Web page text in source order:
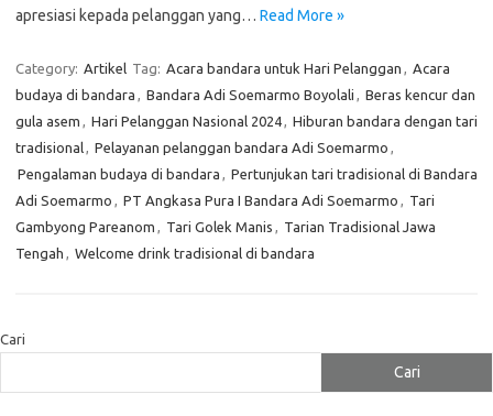
apresiasi kepada pelanggan yang… Read More »
Category: Artikel Tag: Acara bandara untuk Hari Pelanggan , Acara
budaya di bandara , Bandara Adi Soemarmo Boyolali , Beras kencur dan
gula asem , Hari Pelanggan Nasional 2024, Hiburan bandara dengan tari
tradisional, Pelayanan pelanggan bandara Adi Soemarmo ,
Pengalaman budaya di bandara , Pertunjukan tari tradisional di Bandara
Adi Soemarmo , PT Angkasa Pura I Bandara Adi Soemarmo , Tari
Gambyong Pareanom , Tari Golek Manis , Tarian Tradisional Jawa
Tengah , Welcome drink tradisional di bandara
Cari
Cari